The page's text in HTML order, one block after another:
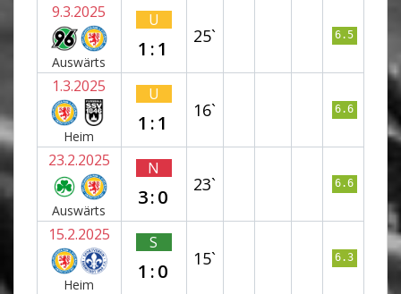
9.3.2025
Auswärts
U
1:1
25` 6.5
1.3.2025
Heim
U
1:1
16` 6.6
23.2.2025
Auswärts
N
3:0
23` 6.6
15.2.2025
Heim
S
1:0
15` 6.3